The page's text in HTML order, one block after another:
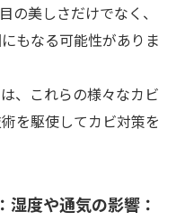
の美しさだけでなく、
もなる可能性がありま
、これらの様々なカビ
を駆使してカビ対策を
湿度や通気の影響：